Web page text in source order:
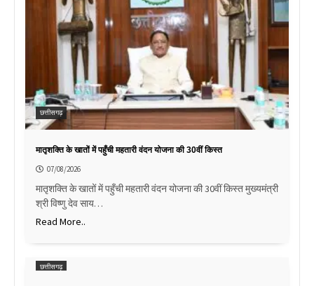
छत्तीसगढ़
मातृशक्ति के खातों में पहुँची महतारी वंदन योजना की 30वीं किस्त
07/08/2026
मातृशक्ति के खातों में पहुँची महतारी वंदन योजना की 30वीं किस्त मुख्यमंत्री
श्री विष्णु देव साय…
Read More..
छत्तीसगढ़